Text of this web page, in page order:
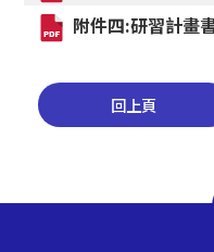
附件四:研習計畫
回上頁